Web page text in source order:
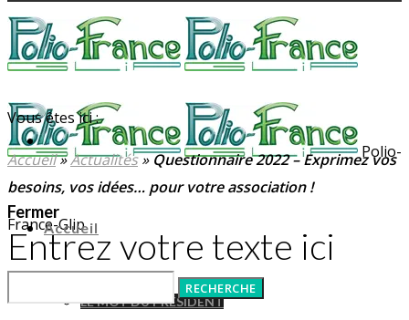
Polio-
France-Glip
Accueil
LE MOT DU PRÉSIDENT
Vous êtes ici :
Accueil»Actualités»Questionnaire 2022 – Exprimez vos
besoins, vos idées… pour votre association !
Fermer
Entrez votre texte ici